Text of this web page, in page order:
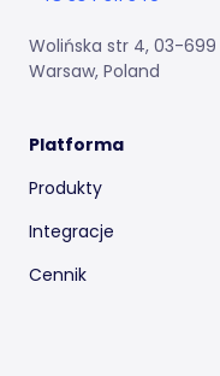
Wolińska str 4, 03-699
Warsaw, Poland
Platforma
Produkty
Integracje
Cennik